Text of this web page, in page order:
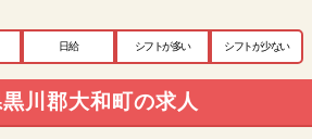
日給 シフトが多い シフトが少ない
川郡大和町の求人